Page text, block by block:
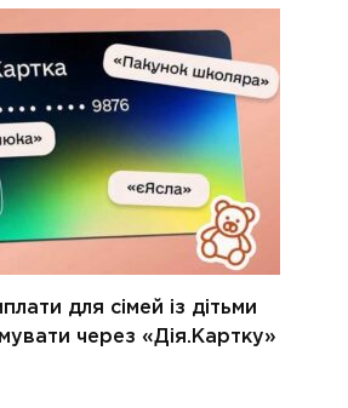
для сімей із дітьми
через «Дія.Картку»